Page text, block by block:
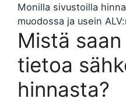
Monilla sivustoilla
muodossa ja usein
Mistä
tietoa
hinnasta?